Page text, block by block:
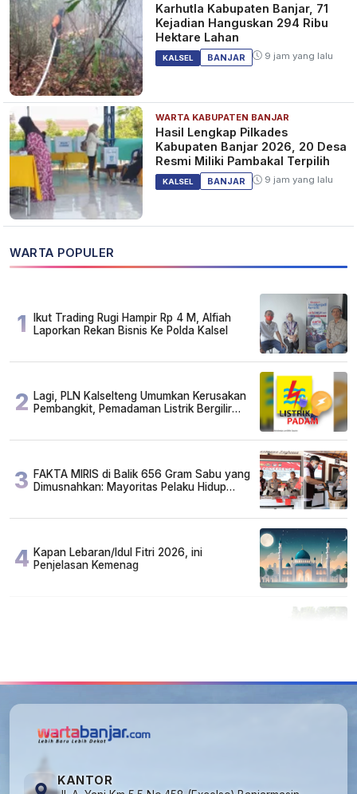
Karhutla Kabupaten Banjar, 71
Kejadian Hanguskan 294 Ribu
Hektare Lahan
KALSEL BANJAR 9 jam yang lalu
WARTA KABUPATEN BANJAR
Hasil Lengkap Pilkades
Kabupaten Banjar 2026, 20 Desa
Resmi Miliki Pambakal Terpilih
KALSEL BANJAR 9 jam yang lalu
WARTA POPULER
1
Ikut Trading Rugi Hampir Rp 4 M, Alfiah
Laporkan Rekan Bisnis Ke Polda Kalsel
2 Lagi, PLN Kalselteng Umumkan Kerusakan
Pembangkit, Pemadaman Listrik Bergilir
3 FAKTA MIRIS di Balik 656 Gram Sabu yang
Dimusnahkan: Mayoritas Pelaku Hidup
4 Kapan Lebaran/Idul Fitri 2026, ini
Penjelasan Kemenag
KANTOR